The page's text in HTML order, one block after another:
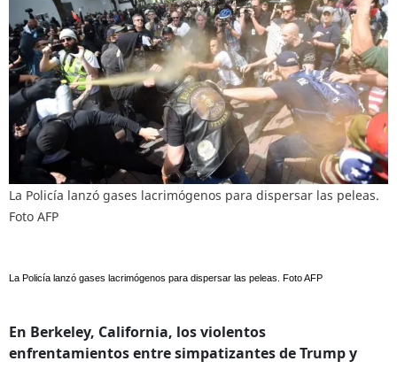
La Policía lanzó gases lacrimógenos para dispersar las peleas.
Foto AFP
La Policía lanzó gases lacrimógenos para dispersar las peleas. Foto AFP
En Berkeley, California, los violentos
enfrentamientos entre simpatizantes de Trump y